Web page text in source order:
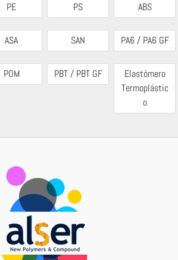
PE PS ABS
ASA SAN PA6 / PA6 GF
POM PBT / PBT GF
Elastómero
Termoplástic
o